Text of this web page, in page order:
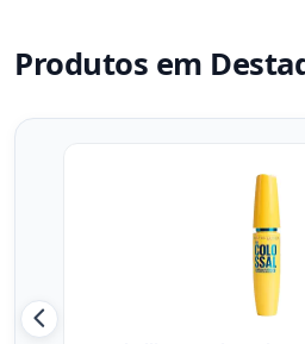
Produtos em